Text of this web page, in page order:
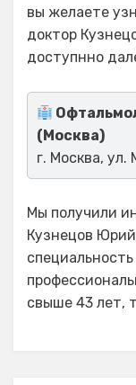
вы желаете
доктор
доступнно
(Москва)
г. Москва, ул.
Мы получили
Кузнецов Юрий
свыше 43 лет,